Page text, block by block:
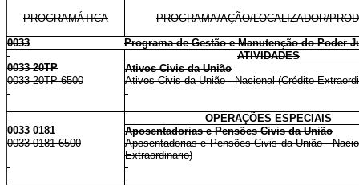
PROGRAMÁTICA PROGRAMA/AÇÃO/LOCALIZADOR/
0033
Programa de Gestão e Manutenção do Poder
ATIVIDADES
0033 20TP
Ativos Civis da União
0033 20TP 6500
Ativos Civis da União - Nacional (Crédito
OPERAÇÕES ESPECIAIS
0033 0181
Aposentadorias e Pensões Civis da União
0033 0181 6500
Aposentadorias e Pensões Civis da União -
Extraordinário)